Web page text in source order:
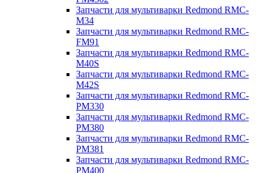
Запчасти для мультиварки Redmond RMC-
M34
Запчасти для мультиварки Redmond RMC-
FM91
Запчасти для мультиварки Redmond RMC-
M40S
Запчасти для мультиварки Redmond RMC-
M42S
Запчасти для мультиварки Redmond RMC-
PM330
Запчасти для мультиварки Redmond RMC-
PM380
Запчасти для мультиварки Redmond RMC-
PM381
Запчасти для мультиварки Redmond RMC-
PM400